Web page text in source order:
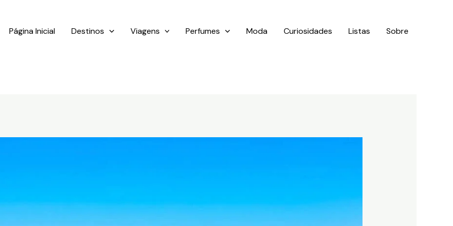
Página Inicial Destinos Viagens Perfumes Moda Curiosidades Listas Sobre